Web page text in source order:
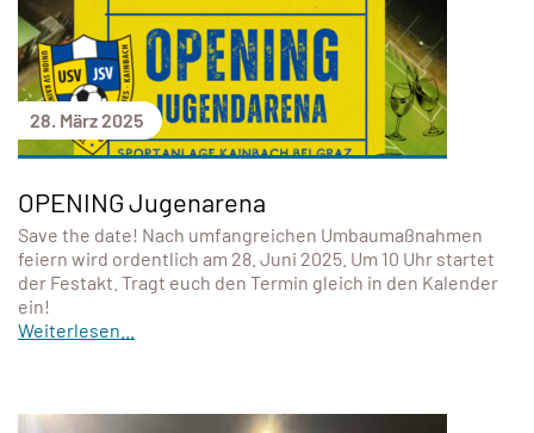
28. März 2025
OPENING Jugenarena
Save the date! Nach umfangreichen Umbaumaßnahmen
feiern wird ordentlich am 28. Juni 2025. Um 10 Uhr startet
der Festakt. Tragt euch den Termin gleich in den Kalender
ein!
Weiterlesen...